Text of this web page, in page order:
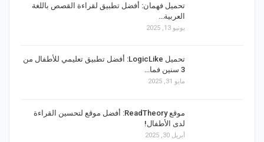
تحميل فهمان: أفضل تطبيق لقراءة القصص باللغة
العربية…
يونيو 13, 2025
تحميل LogicLike: أفضل تطبيق تعليمي للأطفال من
3 سنين فما…
مايو 31, 2025
موقع ReadTheory: أفضل موقع لتحسين القراءة
لدى الأطفال!
أبريل 30, 2025